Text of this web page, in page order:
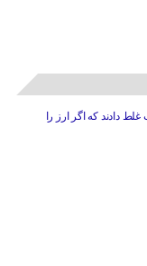
دادند که اگر ارز را